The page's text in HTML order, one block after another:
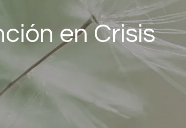
en Crisis